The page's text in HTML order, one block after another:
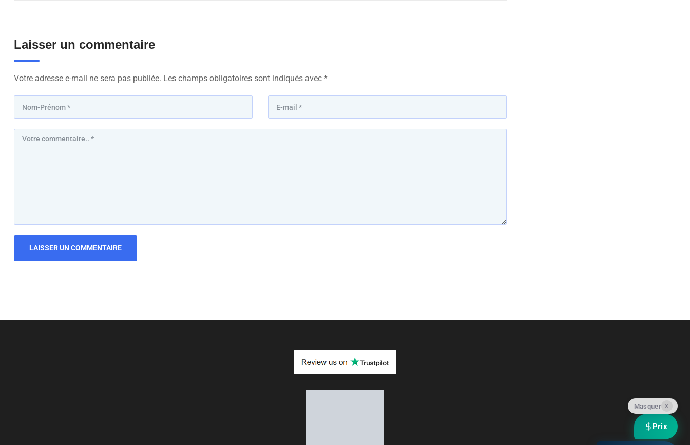
Laisser un commentaire
Votre adresse e-mail ne sera pas publiée. Les champs obligatoires sont indiqués avec *
Masquer ×
Prix